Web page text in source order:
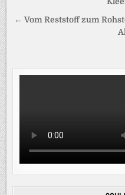
← Vom Reststoff zum